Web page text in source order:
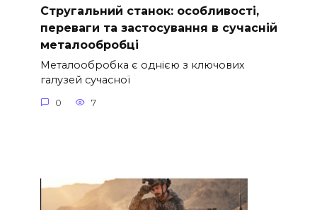
Стругальний станок: особливості,
переваги та застосування в сучасній
металообробці
Металообробка є однією з ключових
галузей сучасної
0 7